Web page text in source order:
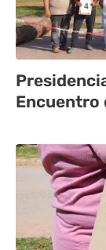
Encuentro